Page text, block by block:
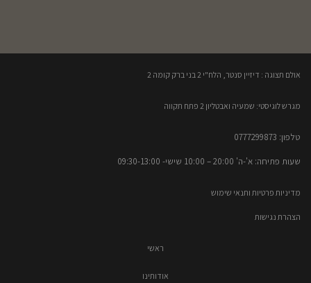
אולם תצוגה : דיזיין סנטר, הלח"י 2 בני ברק קומה 2​
מגרש לוגיסטי: שמעיה ואבטליון 2 פתח תקווה
טלפון: 0777299873​
שעות פתיחה: א'-ה' 20:00 – 10:00​​ שישי- 09:30-13:00
מדיניות פרטיות ותנאי שימוש
הצהרת נגישות
ראשי
אודותינו